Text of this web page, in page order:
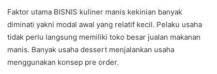
Faktor utama BISNIS kuliner manis kekinian banyak
diminati yakni modal awal yang relatif kecil. Pelaku usaha
tidak perlu langsung memiliki toko besar jualan makanan
manis. Banyak usaha dessert menjalankan usaha
menggunakan konsep pre order.